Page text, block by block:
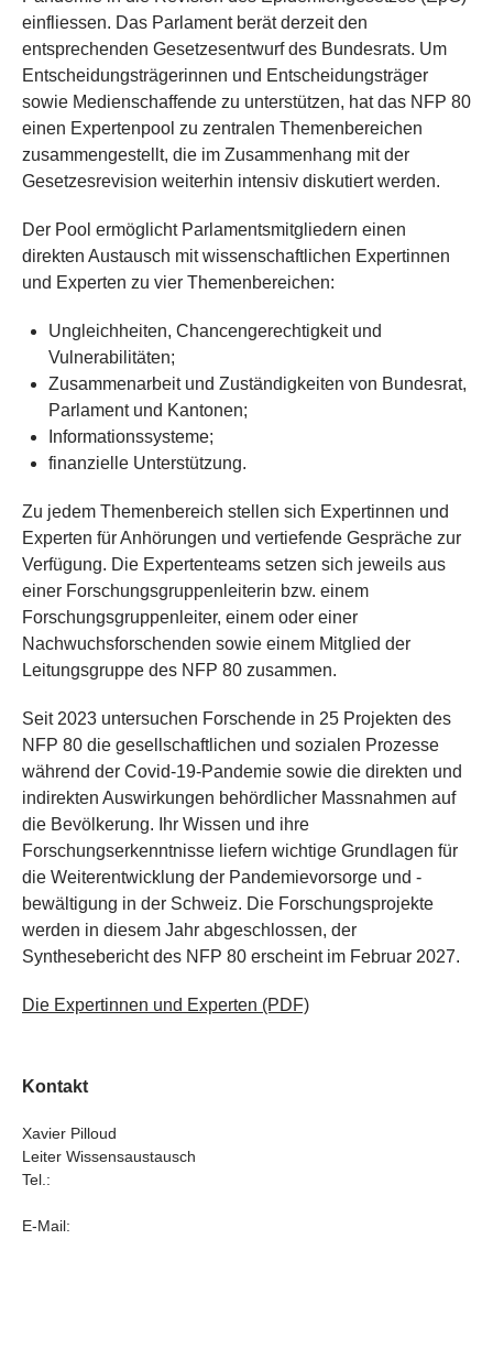
einfliessen. Das Parlament berät derzeit den
entsprechenden Gesetzesentwurf des Bundesrats. Um
Entscheidungsträgerinnen und Entscheidungsträger
sowie Medienschaffende zu unterstützen, hat das NFP 80
einen Expertenpool zu zentralen Themenbereichen
zusammengestellt, die im Zusammenhang mit der
Gesetzesrevision weiterhin intensiv diskutiert werden.
Der Pool ermöglicht Parlamentsmitgliedern einen
direkten Austausch mit wissenschaftlichen Expertinnen
und Experten zu vier Themenbereichen:
Ungleichheiten, Chancengerechtigkeit und
Vulnerabilitäten;
Zusammenarbeit und Zuständigkeiten von Bundesrat,
Parlament und Kantonen;
Informationssysteme;
finanzielle Unterstützung.
Zu jedem Themenbereich stellen sich Expertinnen und
Experten für Anhörungen und vertiefende Gespräche zur
Verfügung. Die Expertenteams setzen sich jeweils aus
einer Forschungsgruppenleiterin bzw. einem
Forschungsgruppenleiter, einem oder einer
Nachwuchsforschenden sowie einem Mitglied der
Leitungsgruppe des NFP 80 zusammen.
Seit 2023 untersuchen Forschende in 25 Projekten des
NFP 80 die gesellschaftlichen und sozialen Prozesse
während der Covid-19-Pandemie sowie die direkten und
indirekten Auswirkungen behördlicher Massnahmen auf
die Bevölkerung. Ihr Wissen und ihre
Forschungserkenntnisse liefern wichtige Grundlagen für
die Weiterentwicklung der Pandemievorsorge und -
bewältigung in der Schweiz. Die Forschungsprojekte
werden in diesem Jahr abgeschlossen, der
Synthesebericht des NFP 80 erscheint im Februar 2027.
Die Expertinnen und Experten (PDF)
Kontakt
Xavier Pilloud
Leiter Wissensaustausch
Tel.:
E-Mail: